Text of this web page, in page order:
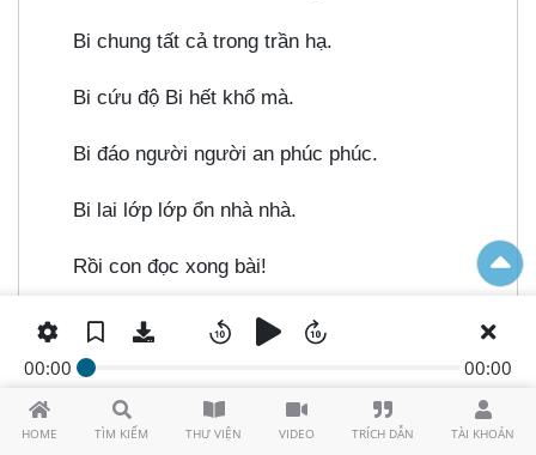
HOME TÌM KIẾM THƯ VIỆN VIDEO TRÍCH DẪN TÀI KHOẢN
00:00 00:00
Bi chung tất cả trong trần hạ.
Bi cứu độ Bi hết khổ mà.
Bi đáo người người an phúc phúc.
Bi lai lớp lớp ổn nhà nhà.
Rồi con đọc xong bài!
HẾT BĂNG
Nếu có duyên và hiểu biết đầy đủ chánh